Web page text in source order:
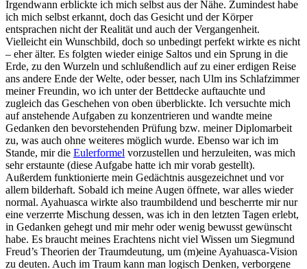
Irgendwann erblickte ich mich selbst aus der Nähe. Zumindest habe
ich mich selbst erkannt, doch das Gesicht und der Körper
entsprachen nicht der Realität und auch der Vergangenheit.
Vielleicht ein Wunschbild, doch so unbedingt perfekt wirkte es nicht
– eher älter. Es folgten wieder einige Saltos und ein Sprung in die
Erde, zu den Wurzeln und schlußendlich auf zu einer erdigen Reise
ans andere Ende der Welte, oder besser, nach Ulm ins Schlafzimmer
meiner Freundin, wo ich unter der Bettdecke auftauchte und
zugleich das Geschehen von oben überblickte. Ich versuchte mich
auf anstehende Aufgaben zu konzentrieren und wandte meine
Gedanken den bevorstehenden Prüfung bzw. meiner Diplomarbeit
zu, was auch ohne weiteres möglich wurde. Ebenso war ich im
Stande, mir die Eulerformel vorzustellen und herzuleiten, was mich
sehr erstaunte (diese Aufgabe hatte ich mir vorab gestellt).
Außerdem funktionierte mein Gedächtnis ausgezeichnet und vor
allem bilderhaft. Sobald ich meine Augen öffnete, war alles wieder
normal. Ayahuasca wirkte also traumbildend und bescherrte mir nur
eine verzerrte Mischung dessen, was ich in den letzten Tagen erlebt,
in Gedanken gehegt und mir mehr oder wenig bewusst gewünscht
habe. Es braucht meines Erachtens nicht viel Wissen um Siegmund
Freud’s Theorien der Traumdeutung, um (m)eine Ayahuasca-Vision
zu deuten. Auch im Traum kann man logisch Denken, verborgene